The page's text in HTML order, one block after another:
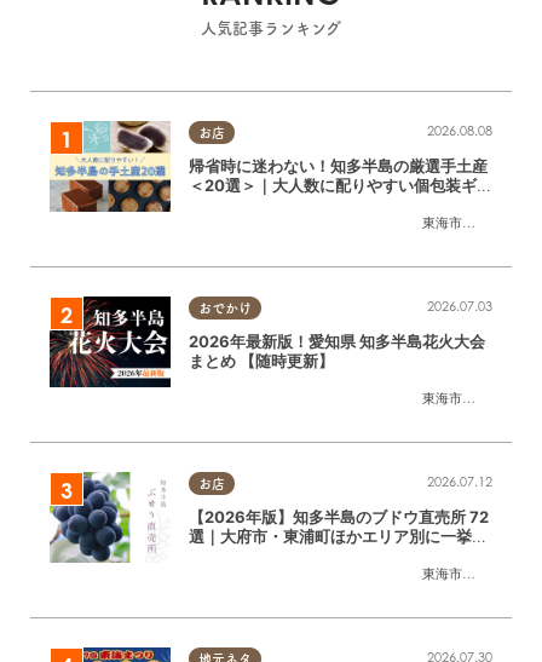
人気記事ランキング
お店
東海市
,大府市
2026.08.08
帰省時に迷わない！知多半島の厳選手土産
＜20選＞｜大人数に配りやすい個包装ギフ
おでかけ
東海市
,大府市
2026.07.03
2026年最新版！愛知県 知多半島花火大会
まとめ 【随時更新】
お店
東海市
,大府市
2026.07.12
【2026年版】知多半島のブドウ直売所 72
選｜大府市・東浦町ほかエリア別に一挙紹
2026.07.30